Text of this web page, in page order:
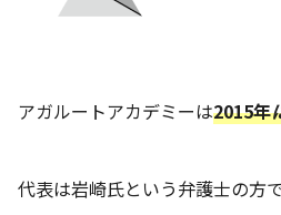
アガルートアカデミーは2015年
代表は岩崎氏という弁護士の方